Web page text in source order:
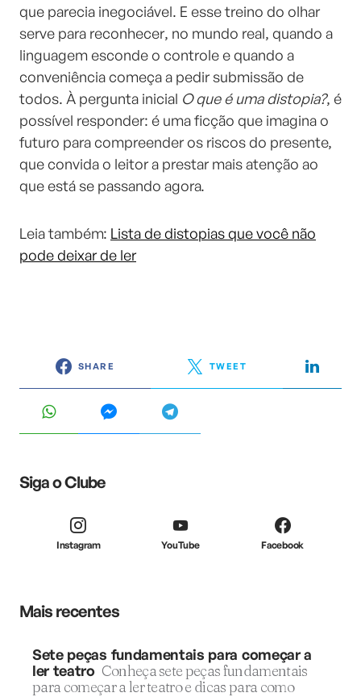
que parecia inegociável. E esse treino do olhar
serve para reconhecer, no mundo real, quando a
linguagem esconde o controle e quando a
conveniência começa a pedir submissão de
todos. À pergunta inicial O que é uma distopia?, é
possível responder: é uma ficção que imagina o
futuro para compreender os riscos do presente,
que convida o leitor a prestar mais atenção ao
que está se passando agora.
Leia também: Lista de distopias que você não
pode deixar de ler
SHARE TWEET
Siga o Clube
Instagram YouTube Facebook
Mais recentes
Sete peças fundamentais para começar a
ler teatro Conheça sete peças fundamentais
para começar a ler teatro e dicas para como